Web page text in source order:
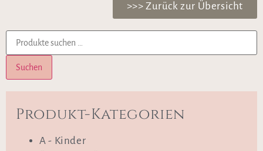
>>> Zurück zur Übersicht
Suchen
Produkt-Kategorien
A - Kinder